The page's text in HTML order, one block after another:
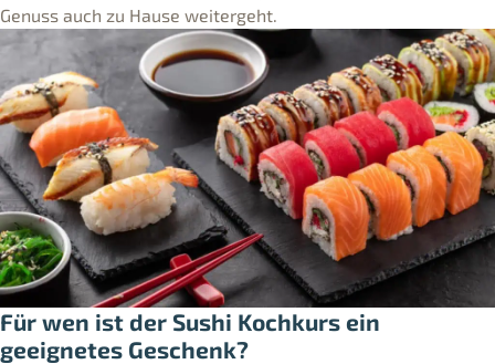
Genuss auch zu Hause weitergeht.
Für wen ist der Sushi Kochkurs ein
geeignetes Geschenk?